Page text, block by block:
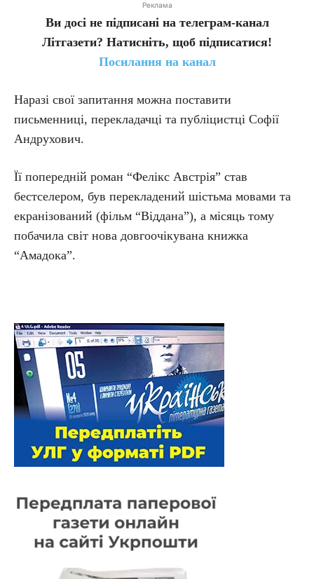
Реклама
Ви досі не підписані на телеграм-канал
Літгазети? Натисніть, щоб підписатися!
Посилання на канал
Наразі свої запитання можна поставити
письменниці, перекладачці та публіцистці Софії
Андрухович.
Її попередній роман “Фелікс Австрія” став
бестселером, був перекладений шістьма мовами та
екранізований (фільм “Віддана”), а місяць тому
побачила світ нова довгоочікувана книжка
“Амадока”.